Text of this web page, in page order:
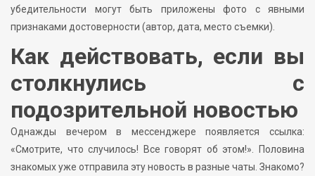
убедительности могут быть приложены фото с явными
признаками достоверности (автор, дата, место съемки).
Как действовать, если вы
столкнулись с
подозрительной новостью
Однажды вечером в мессенджере появляется ссылка:
«Смотрите, что случилось! Все говорят об этом!». Половина
знакомых уже отправила эту новость в разные чаты. Знакомо?